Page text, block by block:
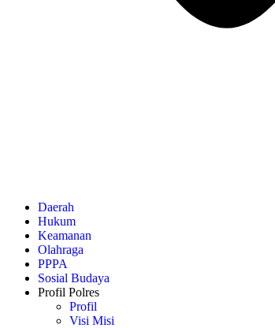
Daerah
Hukum
Keamanan
Olahraga
PPPA
Sosial Budaya
Profil Polres
Profil
Visi Misi